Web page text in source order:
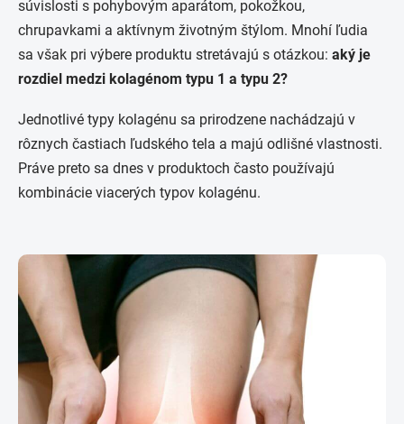
súvislosti s pohybovým aparátom, pokožkou,
chrupavkami a aktívnym životným štýlom. Mnohí ľudia
sa však pri výbere produktu stretávajú s otázkou: aký je
rozdiel medzi kolagénom typu 1 a typu 2?
Jednotlivé typy kolagénu sa prirodzene nachádzajú v
rôznych častiach ľudského tela a majú odlišné vlastnosti.
Práve preto sa dnes v produktoch často používajú
kombinácie viacerých typov kolagénu.